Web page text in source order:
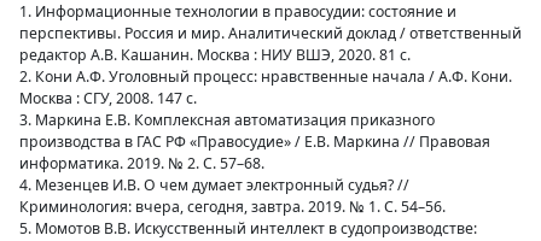
1. Информационные технологии в правосудии: состояние и
перспективы. Россия и мир. Аналитический доклад / ответственный
редактор А.В. Кашанин. Москва : НИУ ВШЭ, 2020. 81 с.
2. Кони А.Ф. Уголовный процесс: нравственные начала / А.Ф. Кони.
Москва : СГУ, 2008. 147 с.
3. Маркина Е.В. Комплексная автоматизация приказного
производства в ГАС РФ «Правосудие» / Е.В. Маркина // Правовая
информатика. 2019. № 2. С. 57–68.
4. Мезенцев И.В. О чем думает электронный судья? //
Криминология: вчера, сегодня, завтра. 2019. № 1. С. 54–56.
5. Момотов В.В. Искусственный интеллект в судопроизводстве: